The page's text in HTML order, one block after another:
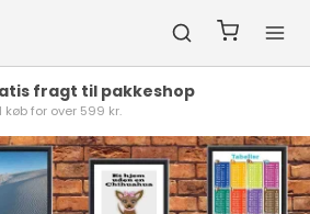
fragt til pakkeshop
køb for over 599 kr.